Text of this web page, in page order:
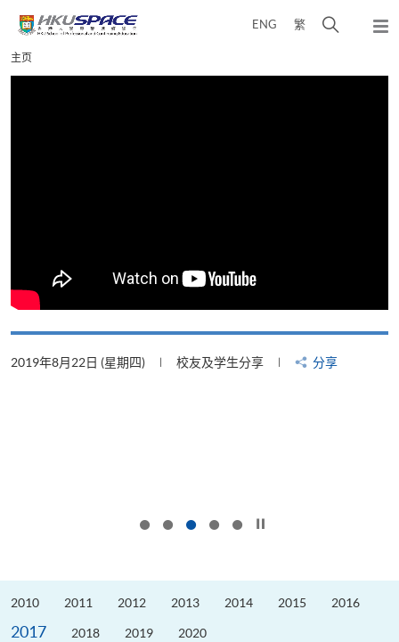
content
ENG 繁
弹
Main
content
主页
2019年8月22日 (星期四) 校友及学生分享 分享
2010 2011 2012 2013 2014 2015 2016
2017 2018 2019 2020